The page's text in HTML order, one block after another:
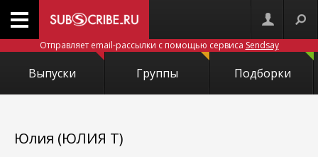
Отправляет email-рассылки с помощью сервиса Sendsay
Выпуски Группы Подборки
Юлия (ЮЛИЯ Т)